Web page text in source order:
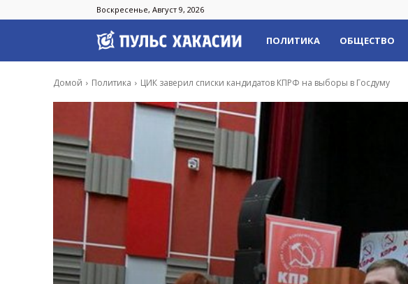
Воскресенье, Август 9, 2026
Пульс
Хакасии
ПОЛИТИКА ОБЩЕСТВО
Домой Политика ЦИК заверил списки кандидатов КПРФ на выборы в Госдуму